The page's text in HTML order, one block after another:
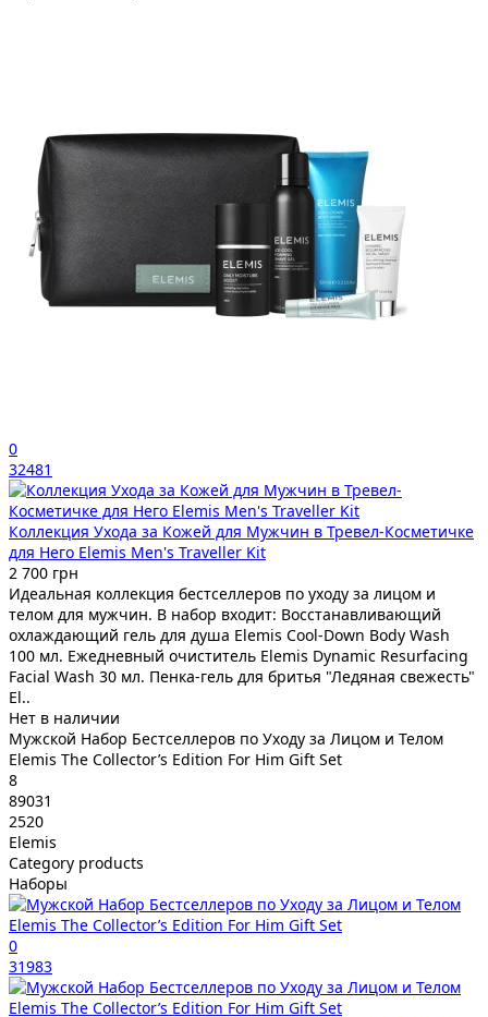
0
32481
Коллекция Ухода за Кожей для Мужчин в Тревел-Косметичке
для Него Elemis Men's Traveller Kit
2 700 грн
Идеальная коллекция бестселлеров по уходу за лицом и
телом для мужчин. В набор входит: Восстанавливающий
охлаждающий гель для душа Elemis Cool-Down Body Wash
100 мл. Ежедневный очиститель Elemis Dynamic Resurfacing
Facial Wash 30 мл. Пенка-гель для бритья "Ледяная свежесть"
El..
Нет в наличии
Мужской Набор Бестселлеров по Уходу за Лицом и Телом
Elemis The Collector’s Edition For Him Gift Set
8
89031
2520
Elemis
Category products
Наборы
0
31983